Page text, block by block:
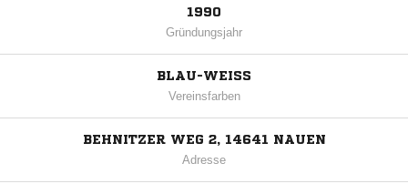
1990
Gründungsjahr
BLAU-WEISS
Vereinsfarben
BEHNITZER WEG 2, 14641 NAUEN
Adresse